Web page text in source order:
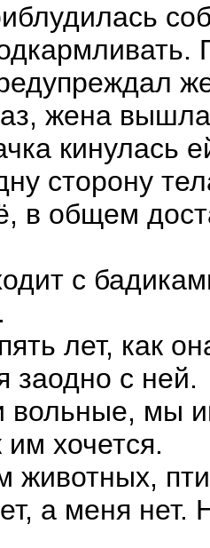
жена вышла
кинулась
сторону
в общем
с
лет, как
заодно с ней.
вольные, мы
им хочется.
а меня нет.